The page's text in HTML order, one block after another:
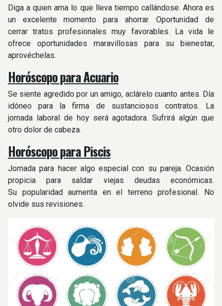
Diga a quien ama lo que lleva tiempo callándose. Ahora es
un excelente momento para ahorrar. Oportunidad de
cerrar tratos profesionales muy favorables. La vida le
ofrece oportunidades maravillosas para su bienestar,
aprovéchelas.
Horóscopo para Acuario
Se siente agredido por un amigo, aclárelo cuanto antes. Día
idóneo para la firma de sustanciosos contratos. La
jornada laboral de hoy será agotadora. Sufrirá algún que
otro dolor de cabeza.
Horóscopo para Piscis
Jornada para hacer algo especial con su pareja. Ocasión
propicia para saldar viejas deudas económicas.
Su popularidad aumenta en el terreno profesional. No
olvide sus revisiones.